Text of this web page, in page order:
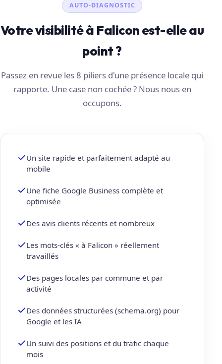
AUTO-DIAGNOSTIC
Votre visibilité à Falicon est-elle au
point ?
Passez en revue les 8 piliers d'une présence locale qui
rapporte. Une case non cochée ? Nous nous en
occupons.
Un site rapide et parfaitement adapté au
mobile
Une fiche Google Business complète et
optimisée
Des avis clients récents et nombreux
Les mots-clés « à Falicon » réellement
travaillés
Des pages locales par commune et par
activité
Des données structurées (schema.org) pour
Google et les IA
Un suivi des positions et du trafic chaque
mois